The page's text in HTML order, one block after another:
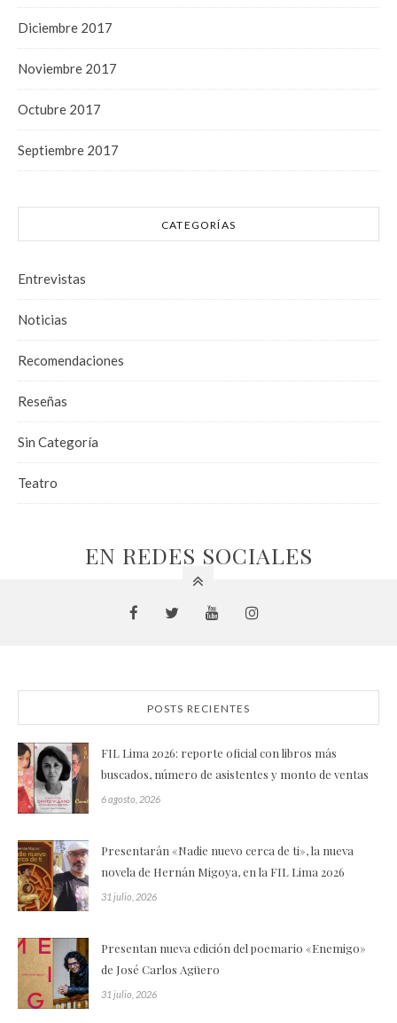
Diciembre 2017
Noviembre 2017
Octubre 2017
Septiembre 2017
CATEGORÍAS
Entrevistas
Noticias
Recomendaciones
Reseñas
Sin Categoría
Teatro
EN REDES SOCIALES
POSTS RECIENTES
FIL Lima 2026: reporte oficial con libros más
buscados, número de asistentes y monto de ventas
6 agosto, 2026
Presentarán «Nadie nuevo cerca de ti», la nueva
novela de Hernán Migoya, en la FIL Lima 2026
31 julio, 2026
Presentan nueva edición del poemario «Enemigo»
de José Carlos Agüero
31 julio, 2026